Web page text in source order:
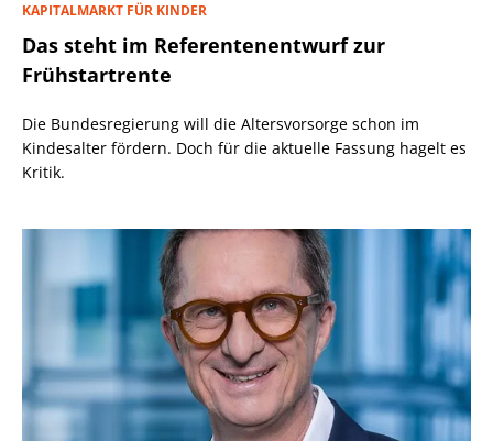
KAPITALMARKT FÜR KINDER
Das steht im Referentenentwurf zur
Frühstartrente
Die Bundesregierung will die Altersvorsorge schon im
Kindesalter fördern. Doch für die aktuelle Fassung hagelt es
Kritik.